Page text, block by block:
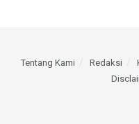
Tentang Kami Redaksi